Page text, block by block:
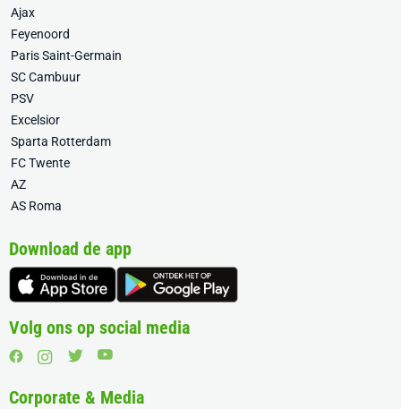
Ajax
Feyenoord
Paris Saint-Germain
SC Cambuur
PSV
Excelsior
Sparta Rotterdam
FC Twente
AZ
AS Roma
Download de app
Volg ons op social media
Corporate & Media